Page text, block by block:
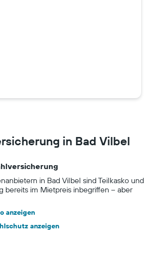
in Bad Vilbel
in Bad Vilbel sind Teilkasko und
bereits im Mietpreis inbegriffen – aber
anzeigen
anzeigen